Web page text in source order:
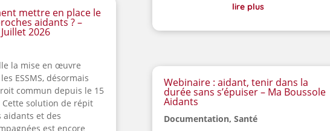
mettre en place le
aidants ? –
2026
la mise en œuvre
ESSMS, désormais
commun depuis le 15
Cette solution de répit
aidants et des
est encore
lire plus
Webinaire : aidant, tenir dans la
durée sans s’épuiser – Ma Boussole
Aidants
Documentation, Santé